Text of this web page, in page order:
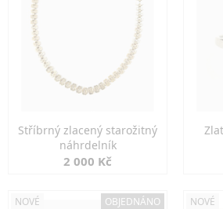
Stříbrný zlacený starožitný
náhrdelník
2 000 Kč
NOVÉ OBJEDNÁNO NOVÉ